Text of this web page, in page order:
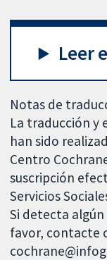
Leer
Notas de
La traducción y
han sido
Centro
suscripción
Servicios
Si detecta
favor, contacte